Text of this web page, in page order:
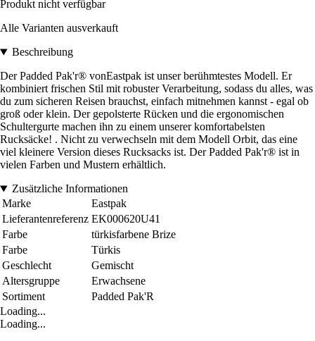
Produkt nicht verfügbar
Alle Varianten ausverkauft
Beschreibung
Der Padded Pak'r® vonEastpak ist unser berühmtestes Modell. Er
kombiniert frischen Stil mit robuster Verarbeitung, sodass du alles, was
du zum sicheren Reisen brauchst, einfach mitnehmen kannst - egal ob
groß oder klein. Der gepolsterte Rücken und die ergonomischen
Schultergurte machen ihn zu einem unserer komfortabelsten
Rucksäcke! . Nicht zu verwechseln mit dem Modell Orbit, das eine
viel kleinere Version dieses Rucksacks ist. Der Padded Pak'r® ist in
vielen Farben und Mustern erhältlich.
Zusätzliche Informationen
Marke
Eastpak
Lieferantenreferenz EK000620U41
Farbe
türkisfarbene Brize
Farbe
Türkis
Geschlecht
Gemischt
Altersgruppe
Erwachsene
Sortiment
Padded Pak'R
Loading...
Loading...